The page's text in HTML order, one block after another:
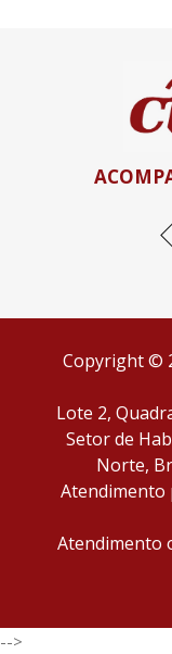
Copyright ©
Lote 2,
Setor de
Norte,
Atendimento
Atendimento
-->